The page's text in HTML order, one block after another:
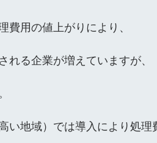
費用の値上がりにより、
る企業が増えていますが、
い地域）では導入により処理